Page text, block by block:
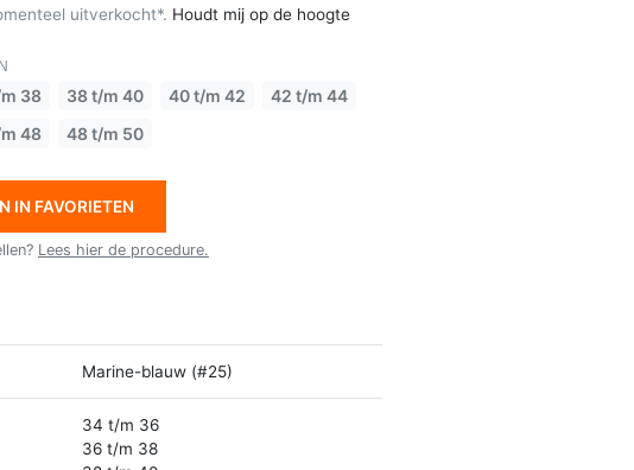
uitverkocht*. Houdt mij op de hoogte
38 38 t/m 40 40 t/m 42
42 t/m 44
48 48 t/m 50
IN FAVORIETEN
Lees hier de procedure.
Marine-blauw (#25)
34 t/m 36
36 t/m 38